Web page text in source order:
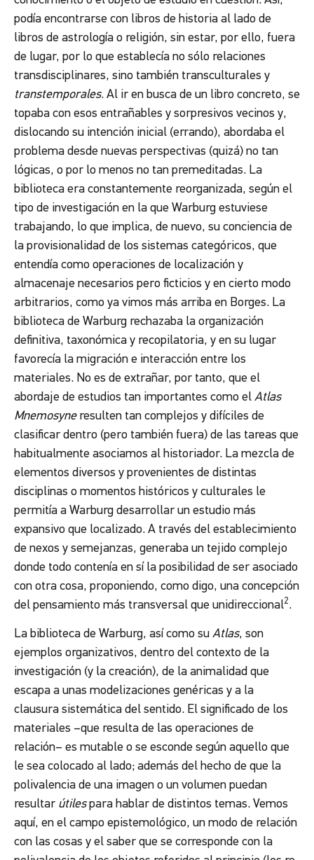
podía encontrarse con libros de historia al lado de
libros de astrología o religión, sin estar, por ello, fuera
de lugar, por lo que establecía no sólo relaciones
transdisciplinares, sino también transculturales y
transtemporales. Al ir en busca de un libro concreto, se
topaba con esos entrañables y sorpresivos vecinos y,
dislocando su intención inicial (errando), abordaba el
problema desde nuevas perspectivas (quizá) no tan
lógicas, o por lo menos no tan premeditadas. La
biblioteca era constantemente reorganizada, según el
tipo de investigación en la que Warburg estuviese
trabajando, lo que implica, de nuevo, su conciencia de
la provisionalidad de los sistemas categóricos, que
entendía como operaciones de localización y
almacenaje necesarios pero ficticios y en cierto modo
arbitrarios, como ya vimos más arriba en Borges. La
biblioteca de Warburg rechazaba la organización
definitiva, taxonómica y recopilatoria, y en su lugar
favorecía la migración e interacción entre los
materiales. No es de extrañar, por tanto, que el
abordaje de estudios tan importantes como el Atlas
Mnemosyne resulten tan complejos y difíciles de
clasificar dentro (pero también fuera) de las tareas que
habitualmente asociamos al historiador. La mezcla de
elementos diversos y provenientes de distintas
disciplinas o momentos históricos y culturales le
permitía a Warburg desarrollar un estudio más
expansivo que localizado. A través del establecimiento
de nexos y semejanzas, generaba un tejido complejo
donde todo contenía en sí la posibilidad de ser asociado
con otra cosa, proponiendo, como digo, una concepción
del pensamiento más transversal que unidireccional2.
La biblioteca de Warburg, así como su Atlas, son
ejemplos organizativos, dentro del contexto de la
investigación (y la creación), de la animalidad que
escapa a unas modelizaciones genéricas y a la
clausura sistemática del sentido. El significado de los
materiales –que resulta de las operaciones de
relación– es mutable o se esconde según aquello que
le sea colocado al lado; además del hecho de que la
polivalencia de una imagen o un volumen puedan
resultar útilespara hablar de distintos temas. Vemos
aquí, en el campo epistemológico, un modo de relación
con las cosas y el saber que se corresponde con la